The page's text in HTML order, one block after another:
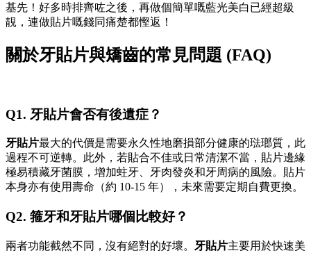
基先！好多時排齊咗之後，再做個簡單嘅藍光美白已經超級
靚，連做貼片嘅錢同痛楚都慳返！
關於牙貼片與矯齒的常見問題 (FAQ)
Q1. 牙貼片會否有後遺症？
牙貼片最大的代價是需要永久性地磨損部分健康的琺瑯質，此
過程不可逆轉。此外，若貼合不佳或日常清潔不當，貼片邊緣
極易積藏牙菌膜，增加蛀牙、牙肉發炎和牙周病的風險。貼片
本身亦有使用壽命（約 10-15 年），未來需要定期自費更換。
Q2. 箍牙和牙貼片哪個比較好？
兩者功能截然不同，沒有絕對的好壞。 牙貼片主要用於快速美